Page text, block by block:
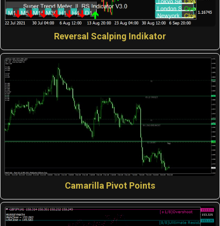
Reversal Scalping Indikator
Camarilla Pivot Points